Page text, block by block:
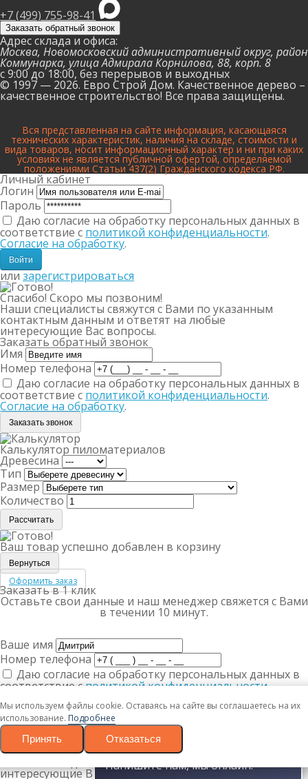
Напишите нам, мы онлайн!
+7 (499) 755-98-41
Заказать обратный звонок
Адрес склада и офиса:
Москва, Новомосковский административный округ, район
Коммунарка, улица Адмирала Корнилова, 88, корп. 8
с 9:00 до 18:00, без перерывов и выходных
© 1997 — 2026. Евро Строй Дом. Качественное дерево –
качественное строительство! Все права защищены.
Вся представленная на сайте информация, касающаяся
технических характеристик, наличия на складе, стоимости и
вида товаров, носит информационный характер и ни при каких
условиях не является публичной офертой, определяемой
положениями Статьи 437(2) Гражданского кодекса РФ.
Личный кабинет
Логин
Пароль
Даю согласие на обработку персональных данных в
соответствие с политикой конфиденциальности.
Согласие на обработку.
или зарегистрироваться
Спасибо! Скоро мы позвоним!
Наши специалисты свяжутся с Вами по указанным
контактным данным и ответят на любые
интересующие Вас вопросы.
Заказать обратный звонок
Имя
Номер телефона
Даю согласие на обработку персональных данных в
соответствие с политикой конфиденциальности.
Согласие на обработку.
Заказать звонок
Калькулятор пиломатериалов
Древесина
Тип
Размер
Количество
Рассчитать
Ваш товар успешно добавлен в корзину
Вернуться
Оформить заказ
Заказать в 1 клик
Оставьте свои данные и наш менеджер свяжется с Вами
в течении 10 минут.
Ваше имя
Номер телефона
Даю согласие на обработку персональных данных в
соответствие сполитикой конфиденциальности.
Спасибо! Скоро мы позвоним!
Наши специалисты свяжутся с Вами по указанным
интересующие Вас вопросы.
Мы используем файлы cookie. Оставаясь на сайте вы соглашаетесь на их
использование. Подробнее
Принять
Отказаться